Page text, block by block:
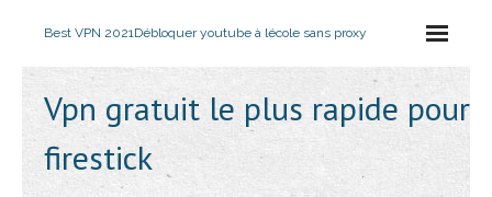
Best VPN 2021Débloquer youtube à lécole sans proxy
Vpn gratuit le plus rapide pour
firestick